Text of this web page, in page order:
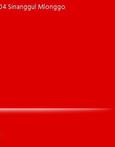
Sinanggul Mlonggo